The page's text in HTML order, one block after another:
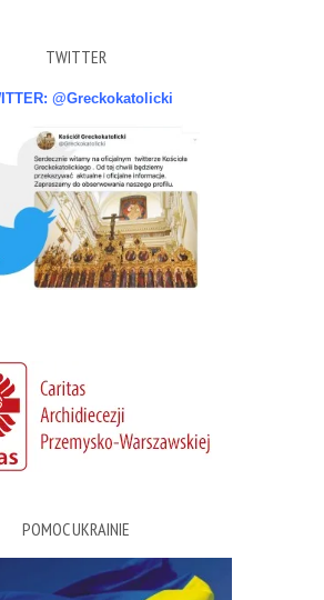
TWITTER
@Greckokatolicki
POMOC UKRAINIE